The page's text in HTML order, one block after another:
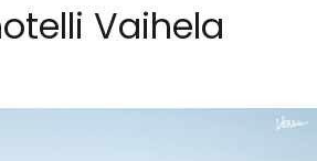
Lägg till din lokalVaihela